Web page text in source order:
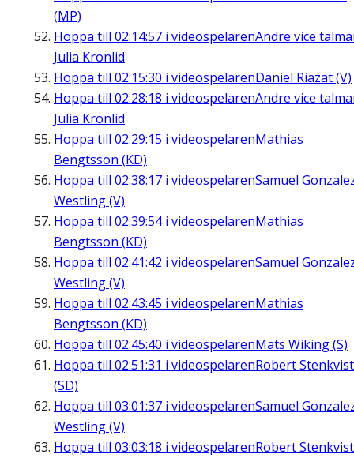
(MP)
Hoppa till 02:14:57 i videospelarenAndre vice
Julia Kronlid
Hoppa till 02:15:30 i videospelarenDaniel Riazat (V)
Hoppa till 02:28:18 i videospelarenAndre vice
Julia Kronlid
Hoppa till 02:29:15 i videospelarenMathias
Bengtsson (KD)
Hoppa till 02:38:17 i videospelarenSamuel
Westling (V)
Hoppa till 02:39:54i videospelarenMathias
Bengtsson (KD)
Hoppa till 02:41:42 i videospelarenSamuel
Westling (V)
Hoppa till 02:43:45 i videospelarenMathias
Bengtsson (KD)
Hoppa till 02:45:40 i videospelarenMats Wiking (S)
Hoppa till 02:51:31 i videospelarenRobert Stenkvist
(SD)
Hoppa till 03:01:37 i videospelarenSamuel
Westling (V)
Hoppa till 03:03:18 i videospelarenRobert Stenkvist